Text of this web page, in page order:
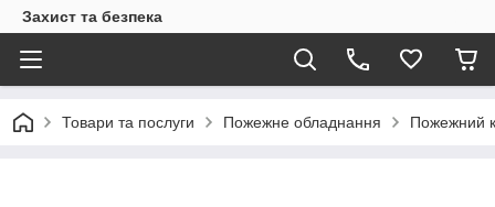
Захист та безпека
Товари та послуги Пожежне обладнання Пожежний